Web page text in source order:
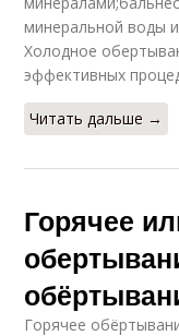
минеральной воды и
Холодное
эффективных
Читать дальше →
Горячее
Горячее